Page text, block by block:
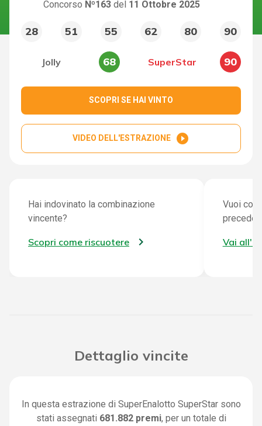
Concorso Nº163 del 11 Ottobre 2025
28 51 55 62 80 90
Jolly 68 SuperStar 90
SCOPRI SE HAI VINTO
VIDEO DELL'ESTRAZIONE play_circle_filled
Hai indovinato la combinazione
vincente?
Scopri come riscuotere
Vuoi
Vai
Dettaglio vincite
In questa estrazione di SuperEnalotto SuperStar sono
stati assegnati 681.882 premi, per un totale di